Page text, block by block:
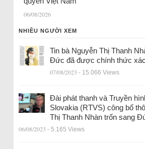
06/08/2026
NHIỀU NGƯỜI XEM
Tin bà Nguyễn Thị Thanh
Đức đã được chính thức
07/08/2023 - 15.066 Views
Đài phát thanh và Truyền
Slovakia (RTVS) công bố
Thị Thanh Nhàn trốn sang
06/08/2023 - 5.165 Views